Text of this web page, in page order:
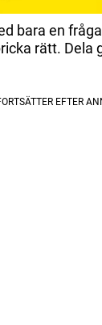
bara en
rätt. Dela